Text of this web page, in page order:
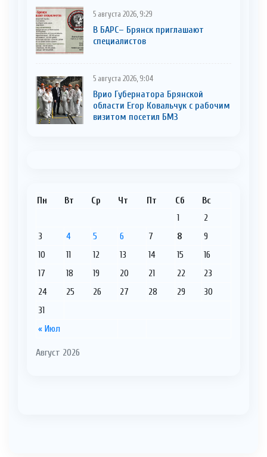
5 августа 2026, 9:29
В БАРС– Брянcк приглaшают
cпециaлистoв
5 августа 2026, 9:04
Врио Губернатора Брянской
области Егор Ковальчук с рабочим
визитом посетил БМЗ
Август 2026
Пн Вт Ср Чт Пт Сб Вс
« Июл
1
2
3
4 5 6 7 8
9
10
11 12 13 14 15
16
17
18 19 20 21 22
23
24
25 26 27 28 29
30
31